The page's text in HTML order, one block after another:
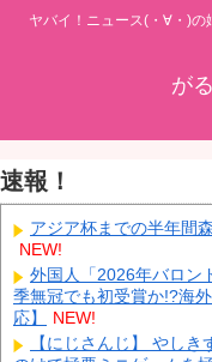
ヤバイ！ニュース(・∀・)の
が
速報！
アジア杯までの半年間
NEW!
外国人「2026年バロン
季無冠でも初受賞か!?海
応】
NEW!
【にじさんじ】 やし